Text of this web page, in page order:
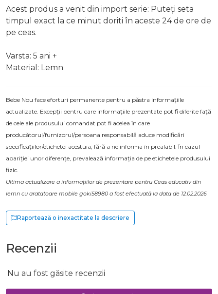
Acest produs a venit din import serie: Puteți seta
timpul exact la ce minut doriti în aceste 24 de ore de
pe ceas.
Varsta: 5 ani +
Material: Lemn
Bebe Nou face eforturi permanente pentru a păstra informațiile
actualizate. Excepții pentru care informațiile prezentate pot fi diferite față
de cele ale produsului comandat pot fi acelea în care
producătorul/furnizorul/persoana responsabilă aduce modificări
specificațiilor/etichetei acestuia, fără a ne informa în prealabil. În cazul
apariției unor diferențe, prevalează informația de pe etichetele produsului
fizic.
Ultima actualizare a informațiilor de prezentare pentru Ceas educativ din
lemn cu aratatoare mobile goki58980 a fost efectuată la data de 12.02.2026
Raportează o inexactitate la descriere
Recenzii
Nu au fost găsite recenzii